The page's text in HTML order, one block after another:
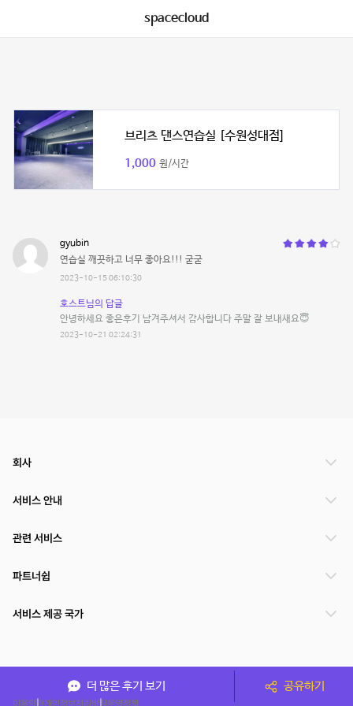
spacecloud
브리츠 댄스연습실 [수원성대점]
1,000 원/시간
gyubin
연습실 깨끗하고 너무 좋아요!!! 굳굳
2023-10-15 06:10:30
호스트님의 답글
안녕하세요 좋은후기 남겨주셔서 감사합니다 주말 잘 보내새요😇
2023-10-21 02:24:31
더 많은 후기 보기 공유하기
회사
서비스 안내
관련 서비스
파트너쉽
서비스 제공 국가
이용약관개인정보처리방침운영정책